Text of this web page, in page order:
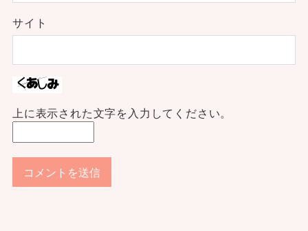
サイト
上に表示された文字を入力してください。